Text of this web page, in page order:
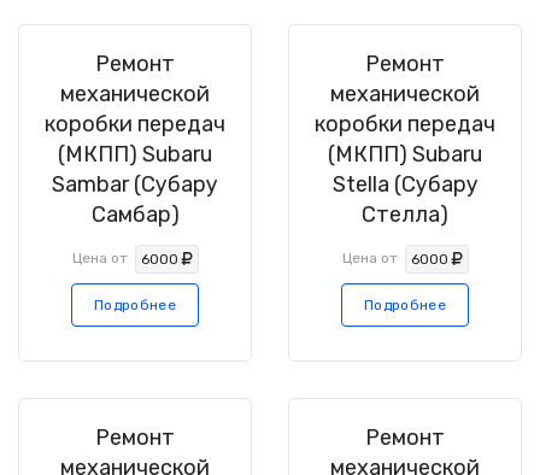
Ремонт
механической
коробки передач
(МКПП) Subaru
Sambar (Субару
Самбар)
Цена от 6000
Подробнее
Ремонт
механической
коробки передач
(МКПП) Subaru
Stella (Субару
Стелла)
Цена от 6000
Подробнее
Ремонт
механической
Ремонт
механической